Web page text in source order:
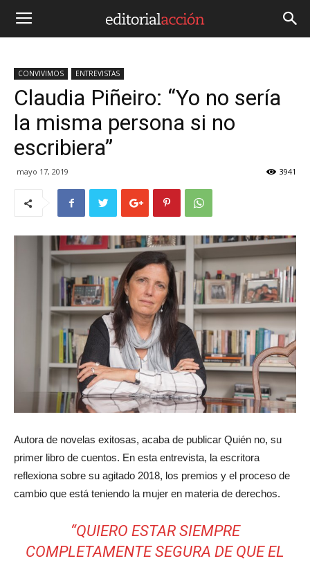
CONVIVIMOS ENTREVISTAS
Claudia Piñeiro: “Yo no sería
la misma persona si no
escribiera”
mayo 17, 2019 3941
Autora de novelas exitosas, acaba de publicar Quién no, su
primer libro de cuentos. En esta entrevista, la escritora
reflexiona sobre su agitado 2018, los premios y el proceso de
cambio que está teniendo la mujer en materia de derechos.
“QUIERO ESTAR SIEMPRE
COMPLETAMENTE SEGURA DE QUE EL